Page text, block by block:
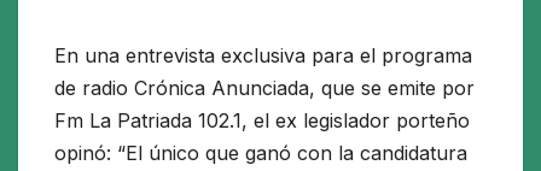
En una entrevista exclusiva para el programa
de radio Crónica Anunciada, que se emite por
Fm La Patriada 102.1, el ex legislador porteño
opinó: “El único que ganó con la candidatura